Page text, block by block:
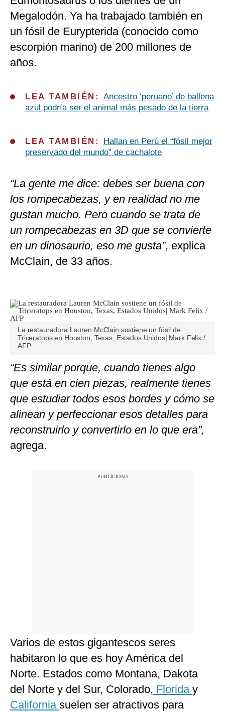
Megalodón. Ya ha trabajado también en
un fósil de Eurypterida (conocido como
escorpión marino) de 200 millones de
años.
LEA TAMBIÉN: Ancestro ‘peruano’ de ballena
azul podría ser el animal más pesado de la tierra
LEA TAMBIÉN:
Hallan en Perú el “fósil mejor
preservado del mundo” de cachalote
“La gente me dice: debes ser buena con
los rompecabezas, y en realidad no me
gustan mucho. Pero cuando se trata de
un rompecabezas en 3D que se convierte
en un dinosaurio, eso me gusta”, explica
McClain, de 33 años.
La restauradora Lauren McClain sostiene un fósil de
Triceratops en Houston, Texas, Estados Unidos| Mark Felix /
AFP
“Es similar porque, cuando tienes algo
que está en cien piezas, realmente tienes
que estudiar todos esos bordes y cómo se
alinean y perfeccionar esos detalles para
reconstruirlo y convertirlo en lo que era”,
agrega.
Varios de estos gigantescos seres
habitaron lo que es hoy América del
Norte. Estados como Montana, Dakota
del Norte y del Sur, Colorado, Florida y
California suelen ser atractivos para